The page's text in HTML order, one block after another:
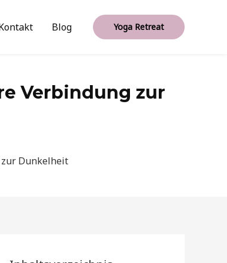
Blog Yoga Retreat
Verbindung zur
Dunkelheit